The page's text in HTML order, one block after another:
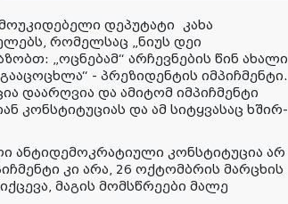
დეპუტატი კახა
რომელსაც „ნიუს დეი
„ოცნებამ“ არჩევნების წინ ახალი
- პრეზიდენტის იმპიჩმენტი.
დაარღვია და ამიტომ იმპიჩმენტი
კონსტიტუციას და ამ სიტყვასაც ხშირ-
ანტიდემოკრატიული კონსტიტუცია არ
კი არა, 26 ოქტომბრის მარცხის
მაგის მომსწრეები მალე